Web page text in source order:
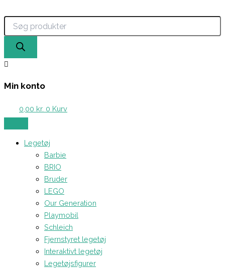
til
indholdet
search
Min konto
0,00 kr. 0 Kurv
Legetøj
Barbie
BRIO
Bruder
LEGO
Our Generation
Playmobil
Schleich
Fjernstyret legetøj
Interaktivt legetøj
Legetøjsfigurer
Mini
2000
(Olivengrøn)